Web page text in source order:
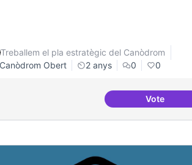
- labs amb programes conjunts de
Treballem el pla estratègic del Canòdrom
Canòdrom Obert
2 anys 0 0
Vote